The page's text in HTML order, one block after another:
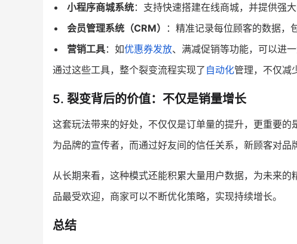
小程序商城系统：支持快速搭建在线商城，并提供强
会员管理系统（CRM）
：精准记录每位顾客的数据，
营销工具：如优惠券发放、满减促销等功能，可以进一
通过这些工具，整个裂变流程实现了 自动化管理，不仅减
5. 裂变背后的价值：不仅是销量增长
这套玩法带来的好处，不仅仅是订单量的提升，更重要
为品牌的宣传者，而通过好友间的信任关系，新顾客对品
从长期来看，这种模式还能积累大量用户数据，为未来
品最受欢迎，商家可以不断优化策略，实现持续增长。
总结